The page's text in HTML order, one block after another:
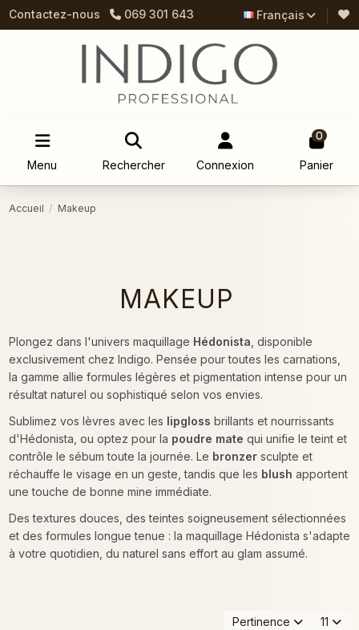
Contactez-nous 069 301 643 Français
Menu Rechercher Connexion
0
Panier
Accueil Makeup
MAKEUP
Plongez dans l'univers maquillage Hédonista , disponible
exclusivement chez Indigo. Pensée pour toutes les carnations,
la gamme allie formules légères et pigmentation intense pour un
résultat naturel ou sophistiqué selon vos envies.
Sublimez vos lèvres avec les lipgloss brillants et nourrissants
d'Hédonista, ou optez pour la poudre mate qui unifie le teint et
contrôle le sébum toute la journée. Le bronzersculpte et
réchauffe le visage en un geste, tandis que les blush apportent
une touche de bonne mine immédiate.
Des textures douces, des teintes soigneusement sélectionnées
et des formules longue tenue : la maquillage Hédonista s'adapte
à votre quotidien, du naturel sans effort au glam assumé.
Pertinence 11